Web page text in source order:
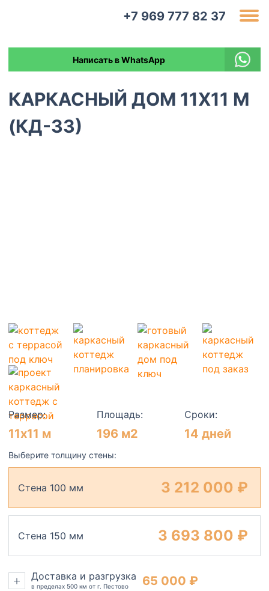
+7 969 777 82 37
Написать в WhatsApp
КАРКАСНЫЙ ДОМ 11Х11 М
(КД-33)
Размер:
11х11 м
Площадь:
196 м2
Сроки:
14 дней
Выберите толщину стены:
Стена 100 мм 3 212 000 ₽
Стена 150 мм 3 693 800 ₽
Доставка и разгрузка
в пределах 500 км от г. Пестово 65 000 ₽